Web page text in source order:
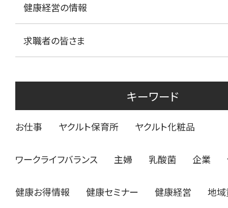
健康経営の情報
求職者の皆さま
キーワード
お仕事 ヤクルト保育所 ヤクルト化粧品
ワークライフバランス 主婦 乳酸菌 企業
健康お得情報 健康セミナー 健康経営 地